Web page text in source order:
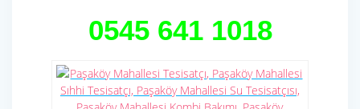
0545 641 1018